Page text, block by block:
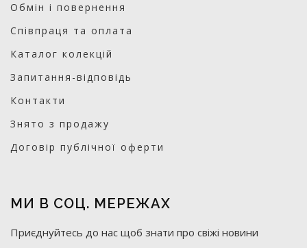
Обмін і повернення
Співпраця та оплата
Каталог колекцій
Запитання-відповідь
Контакти
Знято з продажу
Договір публічної оферти
МИ В СОЦ. МЕРЕЖАХ
Приєднуйтесь до нас щоб знати про свіжі новини